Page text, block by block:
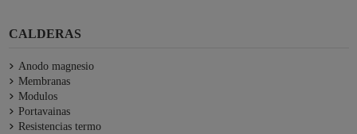
CALDERAS
Anodo magnesio
Membranas
Modulos
Portavainas
Resistencias termo